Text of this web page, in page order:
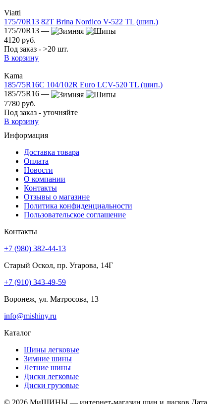
Viatti
175/70R13 82T Brina Nordico V-522 TL (шип.)
175/70R13 —
4120 руб.
Под заказ - >20 шт.
В корзину
Kama
185/75R16C 104/102R Euro LCV-520 TL (шип.)
185/75R16 —
7780 руб.
Под заказ - уточняйте
В корзину
Информация
Доставка товара
Оплата
Новости
О компании
Контакты
Отзывы о магазине
Политика конфиденциальности
Пользовательское соглашение
Контакты
+7 (980) 382-44-13
Старый Оскол, пр. Угарова, 14Г
+7 (910) 343-49-59
Воронеж, ул. Матросова, 13
info@mishiny.ru
Каталог
Шины легковые
Зимние шины
Летние шины
Диски легковые
Диски грузовые
© 2026 МиШИНЫ — интернет-магазин шин и дисков Дата